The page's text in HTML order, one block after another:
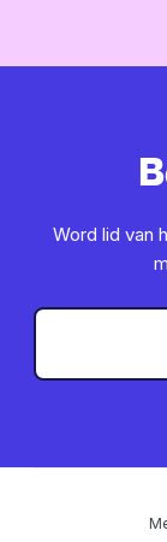
Word lid van